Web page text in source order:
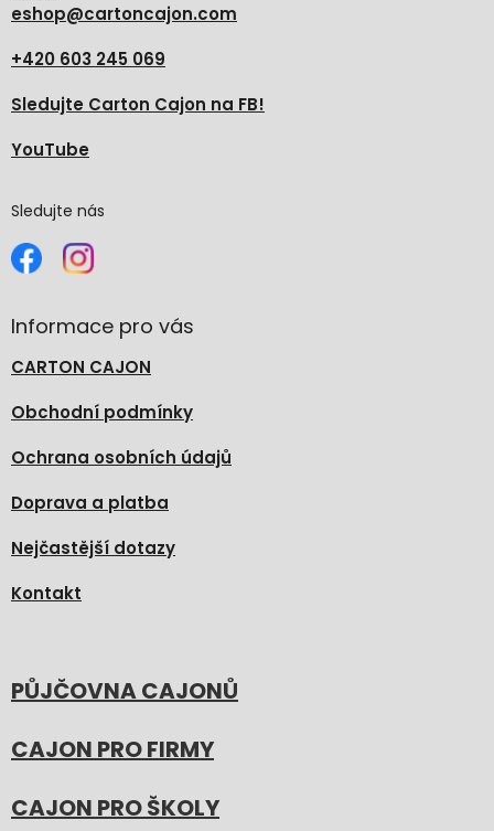
eshop@cartoncajon.com
+420 603 245 069
Sledujte Carton Cajon na FB!
YouTube
Sledujte nás
Informace pro vás
CARTON CAJON
Obchodní podmínky
Ochrana osobních údajů
Doprava a platba
Nejčastější dotazy
Kontakt
PŮJČOVNA CAJONŮ
CAJON PRO FIRMY
CAJON PRO ŠKOLY